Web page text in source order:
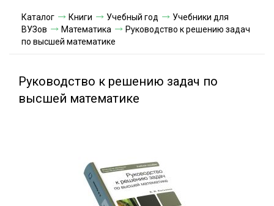
Условия доставки
Условия оплаты
Каталог Книги Учебный год
Учебники для
ВУЗов
Математика
Руководство к решению задач
по высшей математике
Руководство к решению задач по
высшей математике